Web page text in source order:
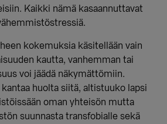
Kaikki nämä kasaannuttavat
.
kokemuksia käsitellään vain
kautta, vanhemman tai
voi jäädä näkymättömiin.
huolta siitä, altistuuko lapsi
oman yhteisön mutta
suunnasta transfobialle sekä